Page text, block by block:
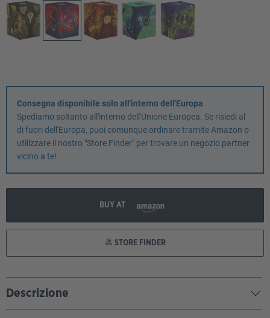
Consegna disponibile solo all'interno dell'Europa
Spediamo soltanto all'interno dell'Unione Europea. Se risiedi al
di fuori dell'Europa, puoi comunque ordinare tramite Amazon o
utilizzare il nostro "Store Finder" per trovare un negozio partner
vicino a te!
BUY AT
STORE FINDER
Descrizione